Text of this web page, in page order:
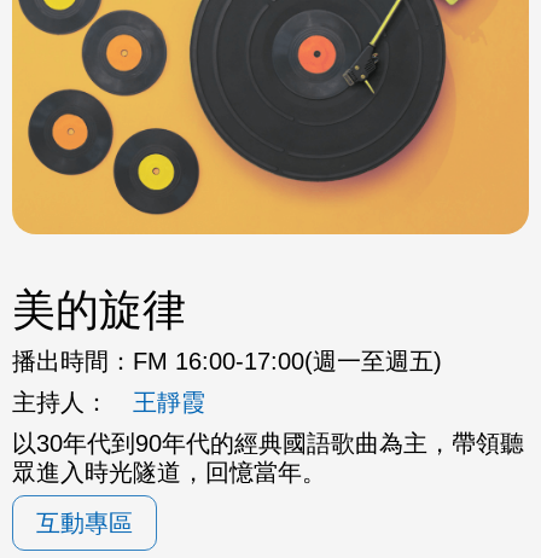
美的旋律
播出時間： FM 16:00-17:00(週一至週五)
主持人：
王靜霞
以30年代到90年代的經典國語歌曲為主，帶領聽
眾進入時光隧道，回憶當年。
互動專區